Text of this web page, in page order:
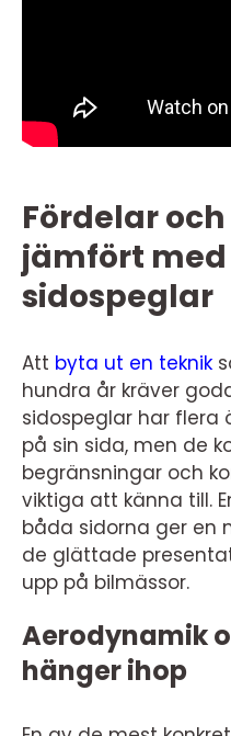
Fördelar
jämfört
sidospeglar
Att byta ut en teknik
hundra år kräver
sidospeglar har
på sin sida, men de
begränsningar och
viktiga att känna till.
båda sidorna ger en
de glättade
upp på bilmässor.
Aerodynamik
hänger ihop